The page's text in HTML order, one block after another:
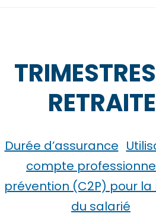
RETRAITE
Durée d’assurance
compte
prévention (C2P) pour
du salarié